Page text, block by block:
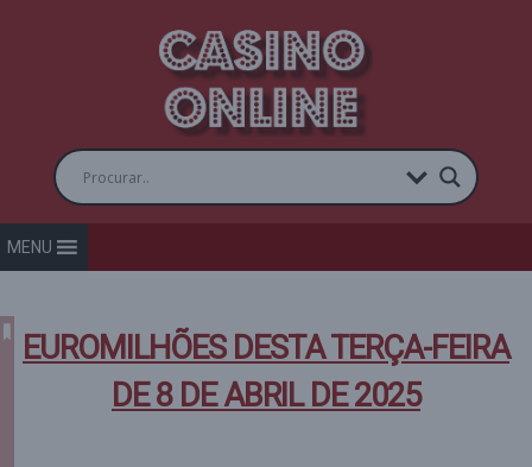
MENU
EUROMILHÕES DESTA TERÇA-FEIRA
DE 8 DE ABRIL DE 2025